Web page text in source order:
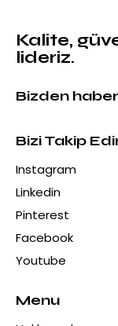
Kalite,
lideriz.
Bizden
Bizi Takip
Instagram
Linkedin
Pinterest
Facebook
Youtube
Menu